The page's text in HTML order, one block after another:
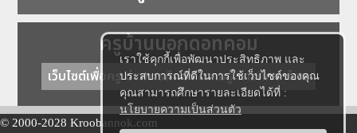
เราใช้คุกกี้เพื่อพัฒนาประสิทธิภาพ และ
ประสบการณ์ที่ดีในการใช้เว็บไซต์ของคุณ
คุณสามารถศึกษารายละเอียดได้ที่ :
นโยบายความเป็นส่วนตัว
ครูบ้านนอกดอทคอม
เว็บไซต์เพื่อครู ข่าวการศึกษา ความรู้ การศึกษาไทย
© 2000-2028 Kroobannok.com